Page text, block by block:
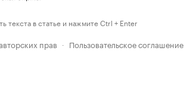
текста в статье и нажмите Ctrl + Enter
прав · Пользовательское соглашение